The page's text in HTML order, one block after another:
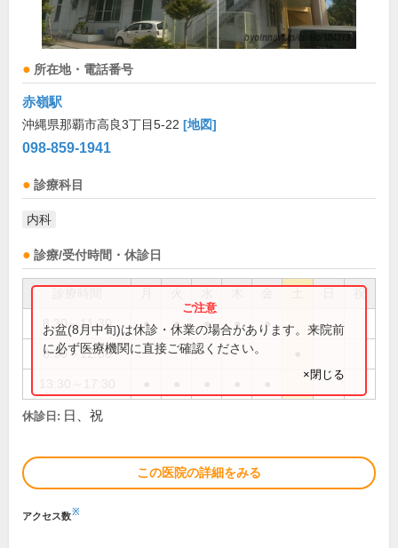
所在地・電話番号
赤嶺駅
沖縄県那覇市高良3丁目5-22 [地図]
098-859-1941
診療科目
内科
診療/受付時間・休診日
祝
8:30～11:30 ● ● ● ● ●
8:30～12:30
お盆(8月中旬)は休診・休業の場合があります。来院前
に必ず医療機関に直接ご確認ください。
×閉じる
休診日: 日、祝
この医院の詳細をみる
アクセス数※